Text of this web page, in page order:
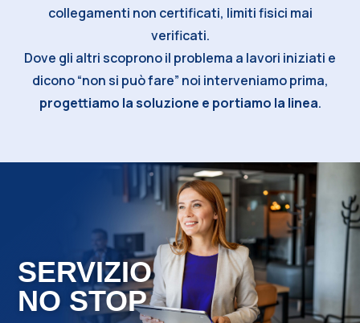
collegamenti non certificati, limiti fisici mai
verificati.
Dove gli altri scoprono il problema a lavori iniziati e
dicono “non si può fare” noi interveniamo prima,
progettiamo la soluzione e portiamo la linea.
SERVIZIO
NO STOP